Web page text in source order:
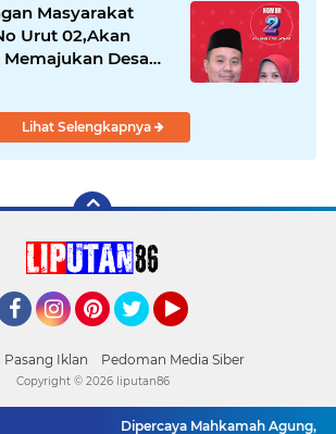
Masyarakat
Urut 02,Akan
Desa
Lihat Selengkapnya
Pasang Iklan Pedoman Media Siber
Dipercaya Mahkamah Agung,
Copyright © 2026 liputan86